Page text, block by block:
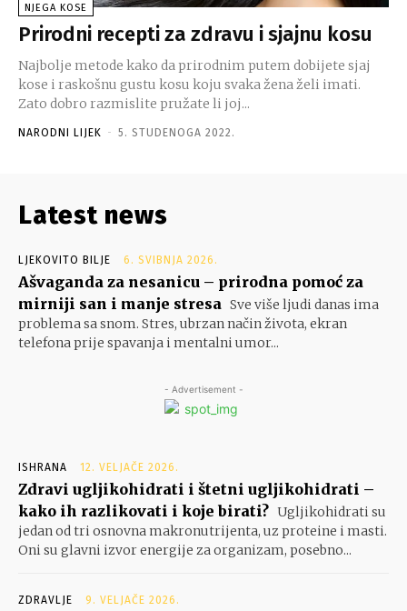
NJEGA KOSE
Prirodni recepti za zdravu i sjajnu kosu
Najbolje metode kako da prirodnim putem dobijete sjaj
kose i raskošnu gustu kosu koju svaka žena želi imati.
Zato dobro razmislite pružate li joj...
NARODNI LIJEK - 5. STUDENOGA 2022.
Latest news
LJEKOVITO BILJE 6. SVIBNJA 2026.
Ašvaganda za nesanicu – prirodna pomoć za
mirniji san i manje stresa Sve više ljudi danas ima
problema sa snom. Stres, ubrzan način života, ekran
telefona prije spavanja i mentalni umor...
- Advertisement -
ISHRANA 12. VELJAČE 2026.
Zdravi ugljikohidrati i štetni ugljikohidrati –
kako ih razlikovati i koje birati? Ugljikohidrati su
jedan od tri osnovna makronutrijenta, uz proteine i masti.
Oni su glavni izvor energije za organizam, posebno...
ZDRAVLJE 9. VELJAČE 2026.